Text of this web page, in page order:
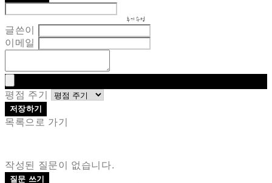
후기 수정
글쓴이
이메일
평점 주기
저장하기
목록으로 가기
작성된 질문이 없습니다.
질문 쓰기